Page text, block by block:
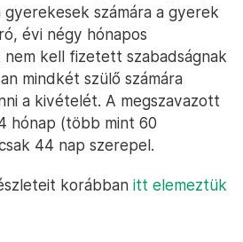
számára a gyerek
évi négy hónapos
nem kell fizetett szabadságnak
mindkét szülő számára
a kivételét. A megszavazott
hónap (több mint 60
44 nap szerepel.
korábban itt elemeztük